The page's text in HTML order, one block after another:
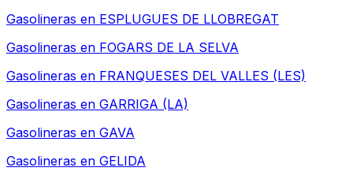
Gasolineras en ESPLUGUES DE LLOBREGAT
Gasolineras en FOGARS DE LA SELVA
Gasolineras en FRANQUESES DEL VALLES (LES)
Gasolineras en GARRIGA (LA)
Gasolineras en GAVA
Gasolineras en GELIDA